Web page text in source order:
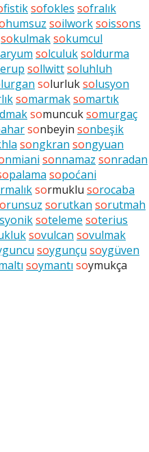
fistiksofokles sofralık
humsuz soilworksoissons
sokulmaksokumcul
solculuksoldurma
sollwittsoluhluh
lurgan solurluksolusyon
somarmaksomartık
somuncuksomurgaç
sonbeyin sonbeşik
songkran songyuan
nmiani sonnamaz sonradan
palama sopoćani
rmalıksormuklu sorocaba
runsuz sorutkan sorutmah
syoniksoteleme soterius
sovulcan sovulmak
soygunçu soygüven
soymantı soymukça